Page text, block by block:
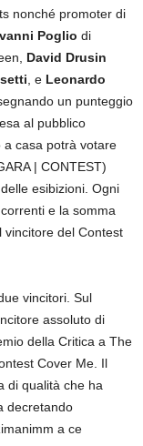
nonché promoter di
Poglio di
David Drusin
, e Leonardo
un punteggio
al pubblico
a casa potrà votare
| CONTEST)
esibizioni. Ogni
e la somma
vincitore del Contest
vincitori. Sul
assoluto di
della Critica a The
Cover Me. Il
di qualità che ha
decretando
a ce